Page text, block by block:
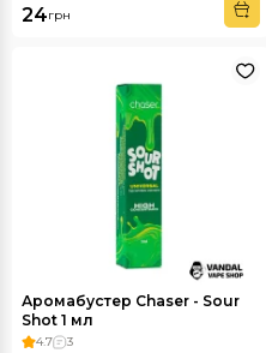
24грн
Аромабустер Chaser - Sour
Shot 1 мл
4.7 3